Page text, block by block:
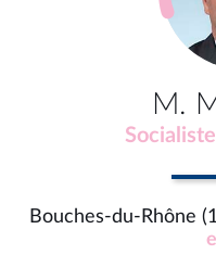
M.
Bouches-du-Rhône